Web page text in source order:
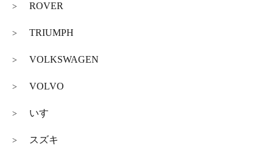
> ROVER
> TRIUMPH
> VOLKSWAGEN
> VOLVO
> いすゞ
> スズキ